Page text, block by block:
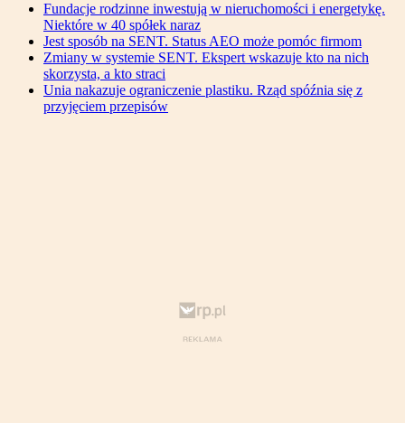
Fundacje rodzinne inwestują w nieruchomości i energetykę.
Niektóre w 40 spółek naraz
Jest sposób na SENT. Status AEO może pomóc firmom
Zmiany w systemie SENT. Ekspert wskazuje kto na nich
skorzysta, a kto straci
Unia nakazuje ograniczenie plastiku. Rząd spóźnia się z
przyjęciem przepisów